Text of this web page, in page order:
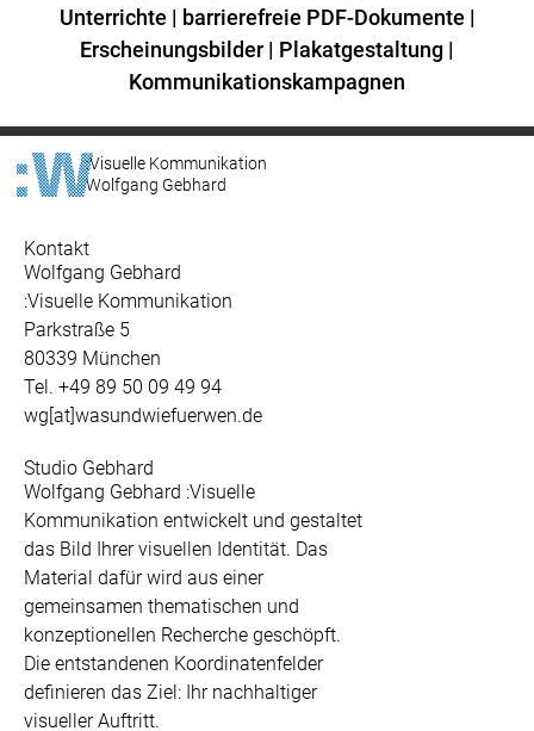
Unterrichte | barrierefreie PDF-Dokumente |
Erscheinungsbilder | Plakatgestaltung |
Kommunikationskampagnen
:Visuelle Kommunikation
Wolfgang Gebhard
Kontakt
Wolfgang Gebhard
:Visuelle Kommunikation
Parkstraße 5
80339 München
Tel. +49 89 50 09 49 94
wg[at]wasundwiefuerwen.de
Studio Gebhard
Wolfgang Gebhard :Visuelle
Kommunikation entwickelt und gestaltet
das Bild Ihrer visuellen Identität. Das
Material dafür wird aus einer
gemeinsamen thematischen und
konzeptionellen Recherche geschöpft.
Die entstandenen Koordinatenfelder
definieren das Ziel: Ihr nachhaltiger
visueller Auftritt.